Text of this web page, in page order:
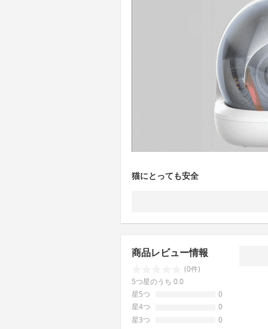
猫にとっても安全
商品レビュー情報
(0件)
5つ星のうち 0.0
星5つ
0
星4つ
0
星3つ
0